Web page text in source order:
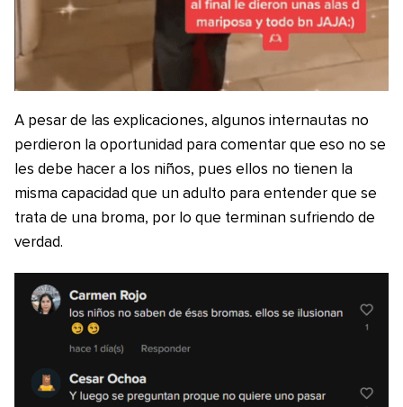
A pesar de las explicaciones, algunos internautas no
perdieron la oportunidad para comentar que eso no se
les debe hacer a los niños, pues ellos no tienen la
misma capacidad que un adulto para entender que se
trata de una broma, por lo que terminan sufriendo de
verdad.